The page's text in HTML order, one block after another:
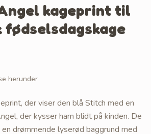
kageprint til
fødselsdagskage
herunder
der viser den blå Stitch med en
der kysser ham blidt på kinden. De
drømmende lyserød baggrund med